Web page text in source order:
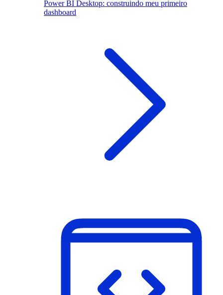
Power BI Desktop: construindo meu primeiro
dashboard